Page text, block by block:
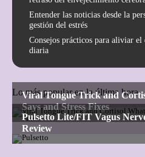
Entender las noticias desde la
gestión del estrés
Consejos prácticos para aliviar el
diaria
Lo más popular en la última hora